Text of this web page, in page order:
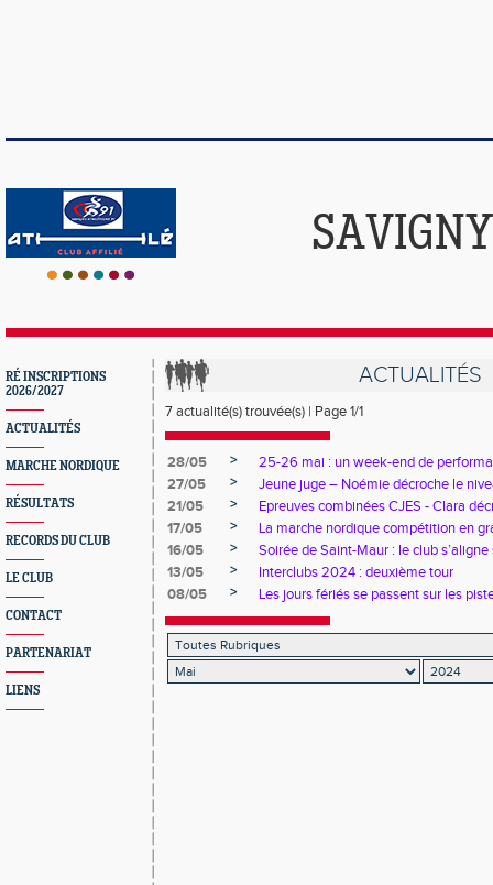
RÉ INSCRIPTIONS
2026/2027
ACTUALITÉS
MARCHE NORDIQUE
RÉSULTATS
RECORDS DU CLUB
LE CLUB
CONTACT
PARTENARIAT
LIENS
ACTUALITÉS
7 actualité(s) trouvée(s) | Page 1/1
28/05 >
25-26 mai : un week-end de
27/05
>
Jeune juge – Noémie décroche le
21/05
>
Epreuves combinées CJES - Clara
17/05
>
La marche nordique compétition en
16/05
>
Soirée de Saint-Maur : le club
13/05
>
Interclubs 2024 : deuxième tour
08/05
> Les jours fériés se passent sur les